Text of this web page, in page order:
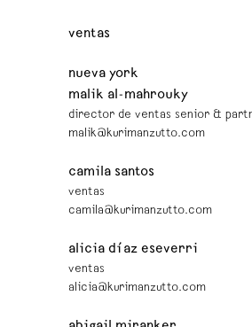
ventas
nueva york
malik al-mahrouky
director de ventas senior &
malik@kurimanzutto.com
camila santos
ventas
camila@kurimanzutto.com
alicia díaz eseverri
ventas
alicia@kurimanzutto.com